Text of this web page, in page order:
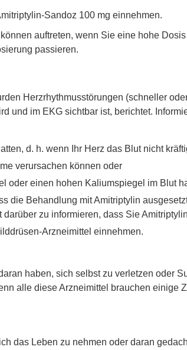
Sandoz 100 mg einnehmen.
auftreten, wenn Sie eine hohe
passieren.
Herzrhythmusstörungen (schneller
und im EKG sichtbar ist, berichtet.
d. h. wenn Ihr Herz das Blut nicht
verursachen können oder
oder einen hohen Kaliumspiegel im Blut
die Behandlung mit Amitriptylin
zu informieren, dass Sie
Arzneimittel einnehmen.
haben, sich selbst zu verletzen oder
alle diese Arzneimittel brauchen einige
das Leben zu nehmen oder daran